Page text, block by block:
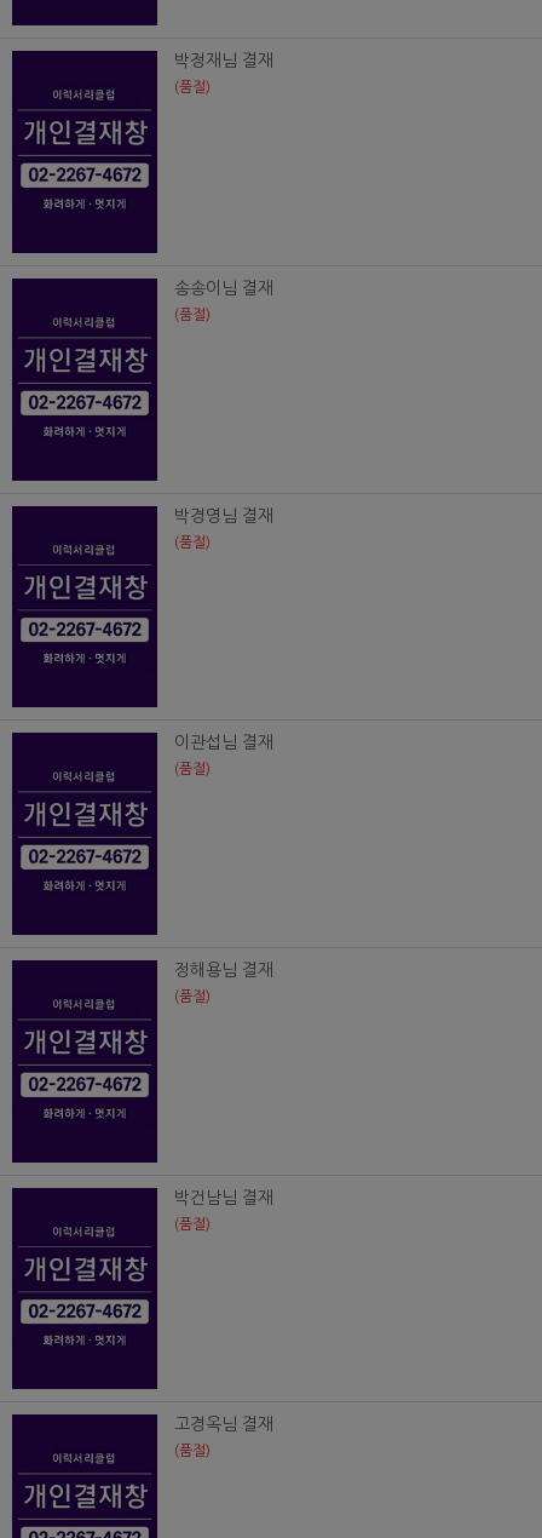
박정재님 결재
(품절)
송송이님 결재
(품절)
박경영님 결재
(품절)
이관섭님 결재
(품절)
정해용님 결재
(품절)
박건남님 결재
(품절)
고경옥님 결재
(품절)